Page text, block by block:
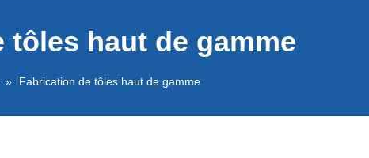
tôles haut de gamme
» Fabrication de tôles haut de gamme